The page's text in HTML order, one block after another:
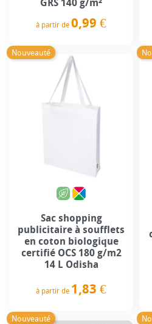
GRS 140 g/m²
à partir de 0,99 €
Nouveauté
Sac shopping
publicitaire à soufflets
en coton biologique
certifié OCS 180 g/m2
14 L Odisha
à partir de 1,83 €
Nouveauté